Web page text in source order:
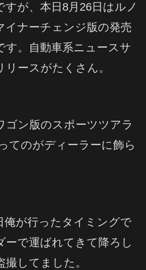
すが、本日8月26日はルノ
イナーチェンジ版の発売
す。自動車系ニュースサ
リースがたくさん。
ゴン版のスポーツツアラ
てのがディーラーに飾ら
俺が行ったタイミングで
ーで運ばれてきて降ろし
してました。